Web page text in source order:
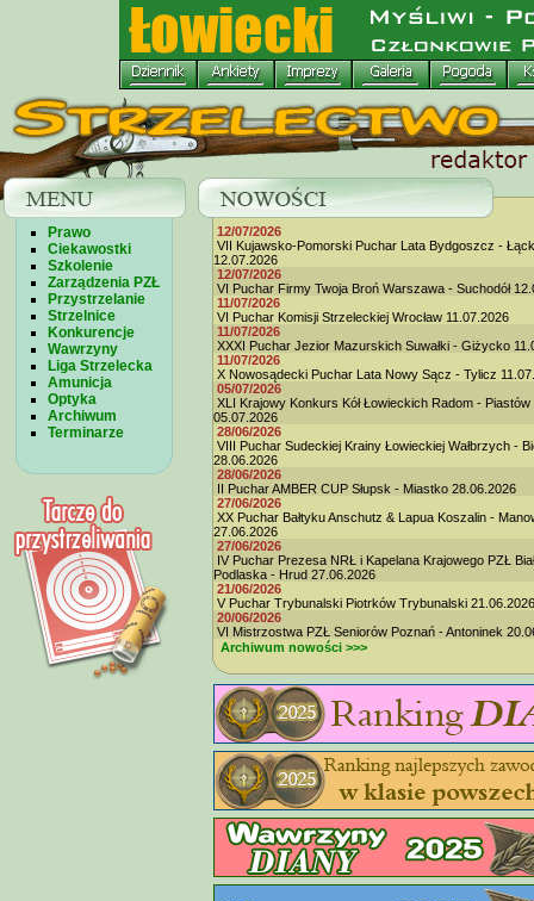
Prawo
Ciekawostki
Szkolenie
Zarządzenia PZŁ
Przystrzelanie
Strzelnice
Konkurencje
Wawrzyny
Liga Strzelecka
Amunicja
Optyka
Archiwum
Terminarze
12/07/2026
VII Kujawsko-Pomorski Puchar Lata Bydgoszcz -
12.07.2026
12/07/2026
VI Puchar Firmy Twoja Broń Warszawa - Suchodół
11/07/2026
VI Puchar Komisji Strzeleckiej Wrocław 11.07.2026
11/07/2026
XXXI Puchar Jezior Mazurskich Suwałki - Giżycko
11/07/2026
X Nowosądecki Puchar Lata Nowy Sącz - Tylicz
05/07/2026
XLI Krajowy Konkurs Kół Łowieckich Radom - Piastów
05.07.2026
28/06/2026
VIII Puchar Sudeckiej Krainy Łowieckiej Wałbrzych -
28.06.2026
28/06/2026
II Puchar AMBER CUP Słupsk - Miastko 28.06.2026
27/06/2026
XX Puchar Bałtyku Anschutz & Lapua Koszalin -
27.06.2026
27/06/2026
IV Puchar Prezesa NRŁ i Kapelana Krajowego PZŁ
Podlaska - Hrud 27.06.2026
21/06/2026
V Puchar Trybunalski Piotrków Trybunalski 21.06.2026
20/06/2026
VI Mistrzostwa PZŁ Seniorów Poznań - Antoninek
Archiwum nowości >>>